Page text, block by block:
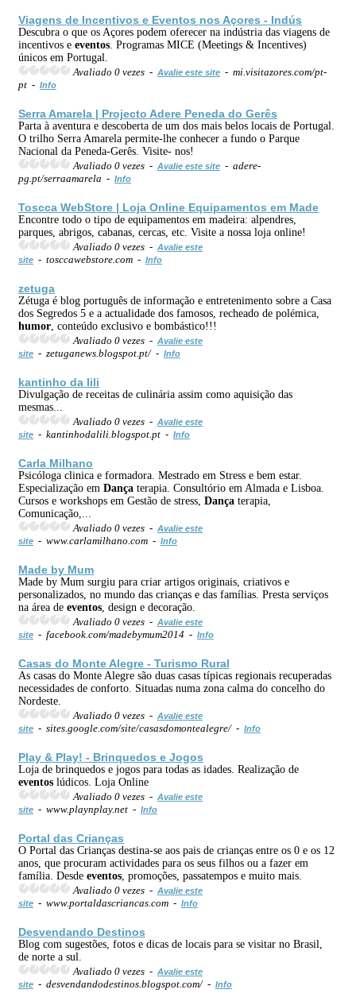
Viagens de Incentivos e Eventos nos Açores - Indús
Descubra o que os Açores podem oferecer na indústria das viagens de
incentivos e eventos . Programas MICE (Meetings & Incentives)
únicos em Portugal.
Avaliado 0 vezes - Avalie este site - mi.visitazores.com/pt-
pt - Info
Serra Amarela | Projecto Adere Peneda do Gerês
Parta à aventura e descoberta de um dos mais belos locais de Portugal.
O trilho Serra Amarela permite-lhe conhecer a fundo o Parque
Nacional da Peneda-Gerês. Visite- nos!
Avaliado 0 vezes - Avalie este site - adere-
pg.pt/serraamarela - Info
Toscca WebStore | Loja Online Equipamentos em Made
Encontre todo o tipo de equipamentos em madeira: alpendres,
parques, abrigos, cabanas, cercas, etc. Visite a nossa loja online!
Avaliado 0 vezes - Avalie este
site - tosccawebstore.com - Info
zetuga
Zétuga é blog português de informação e entretenimento sobre a Casa
dos Segredos 5 e a actualidade dos famosos, recheado de polémica,
humor , conteúdo exclusivo e bombástico!!!
Avaliado 0 vezes - Avalie este
site - zetuganews.blogspot.pt/ - Info
kantinho da lili
Divulgação de receitas de culinária assim como aquisição das
mesmas...
Avaliado 0 vezes - Avalie este
site - kantinhodalili.blogspot.pt - Info
Carla Milhano
Psicóloga clinica e formadora. Mestrado em Stress e bem estar.
Especialização em Dança terapia. Consultório em Almada e Lisboa.
Cursos e workshops em Gestão de stress, Dança terapia,
Comunicação,...
Avaliado 0 vezes - Avalie este
site - www.carlamilhano.com - Info
Made by Mum
Made by Mum surgiu para criar artigos originais, criativos e
personalizados, no mundo das crianças e das famílias. Presta serviços
na área de eventos , design e decoração.
Avaliado 0 vezes - Avalie este
site - facebook.com/madebymum2014 - Info
Casas do Monte Alegre - Turismo Rural
As casas do Monte Alegre são duas casas típicas regionais recuperadas
necessidades de conforto. Situadas numa zona calma do concelho do
Nordeste.
Avaliado 0 vezes - Avalie este
site - sites.google.com/site/casasdomontealegre/ - Info
Play & Play! - Brinquedos e Jogos
Loja de brinquedos e jogos para todas as idades. Realização de
eventos lúdicos. Loja Online
Avaliado 0 vezes - Avalie este
site - www.playnplay.net - Info
Portal das Crianças
O Portal das Crianças destina-se aos pais de crianças entre os 0 e os 12
anos, que procuram actividades para os seus filhos ou a fazer em
família. Desde eventos , promoções, passatempos e muito mais.
Avaliado 0 vezes - Avalie este
site - www.portaldascriancas.com - Info
Desvendando Destinos
Blog com sugestões, fotos e dicas de locais para se visitar no Brasil,
de norte a sul.
Avaliado 0 vezes - Avalie este
site - desvendandodestinos.blogspot.com/ - Info